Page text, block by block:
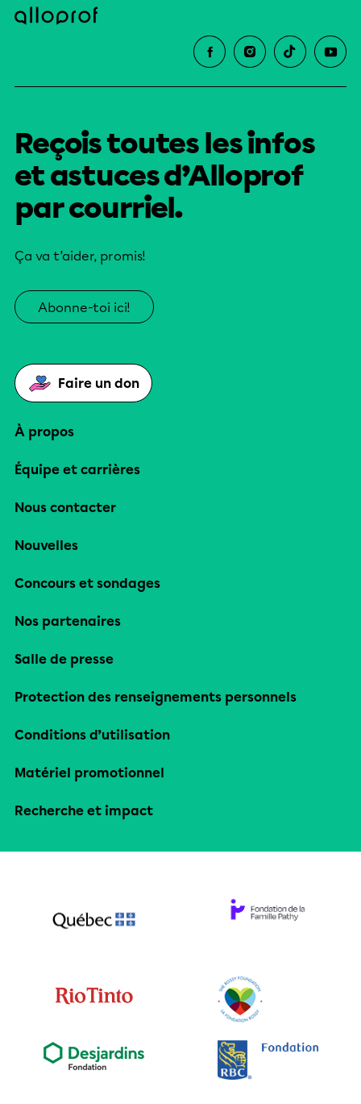
Reçois toutes les infos
et astuces d’Alloprof
par courriel.
Ça va t’aider, promis!
Abonne-toi ici!
Faire un don
À propos
Équipe et carrières
Nous contacter
Nouvelles
Concours et sondages
Nos partenaires
Salle de presse
Protection des renseignements personnels
Conditions d’utilisation
Matériel promotionnel
Recherche et impact